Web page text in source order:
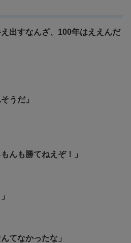
え出すなんざ、100年はええんだ
うだ」
んも勝てねえぞ！」
てなかったな」